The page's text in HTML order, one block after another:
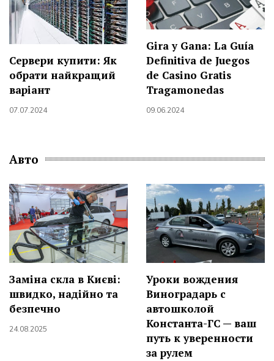
Сервери купити: Як
обрати найкращий
варіант
07.07.2024
Gira y Gana: La Guía
Definitiva de Juegos
de Casino Gratis
Tragamonedas
09.06.2024
Авто
Заміна скла в Києві:
швидко, надійно та
безпечно
24.08.2025
Уроки вождения
Виноградарь с
автошколой
Константа-ГС — ваш
путь к уверенности
за рулем